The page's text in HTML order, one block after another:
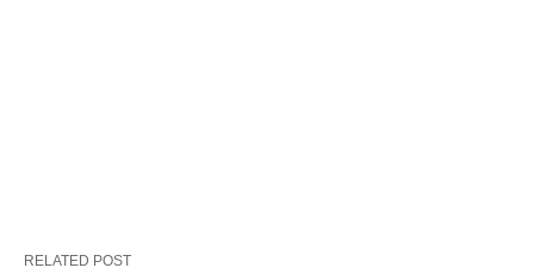
RELATED POST